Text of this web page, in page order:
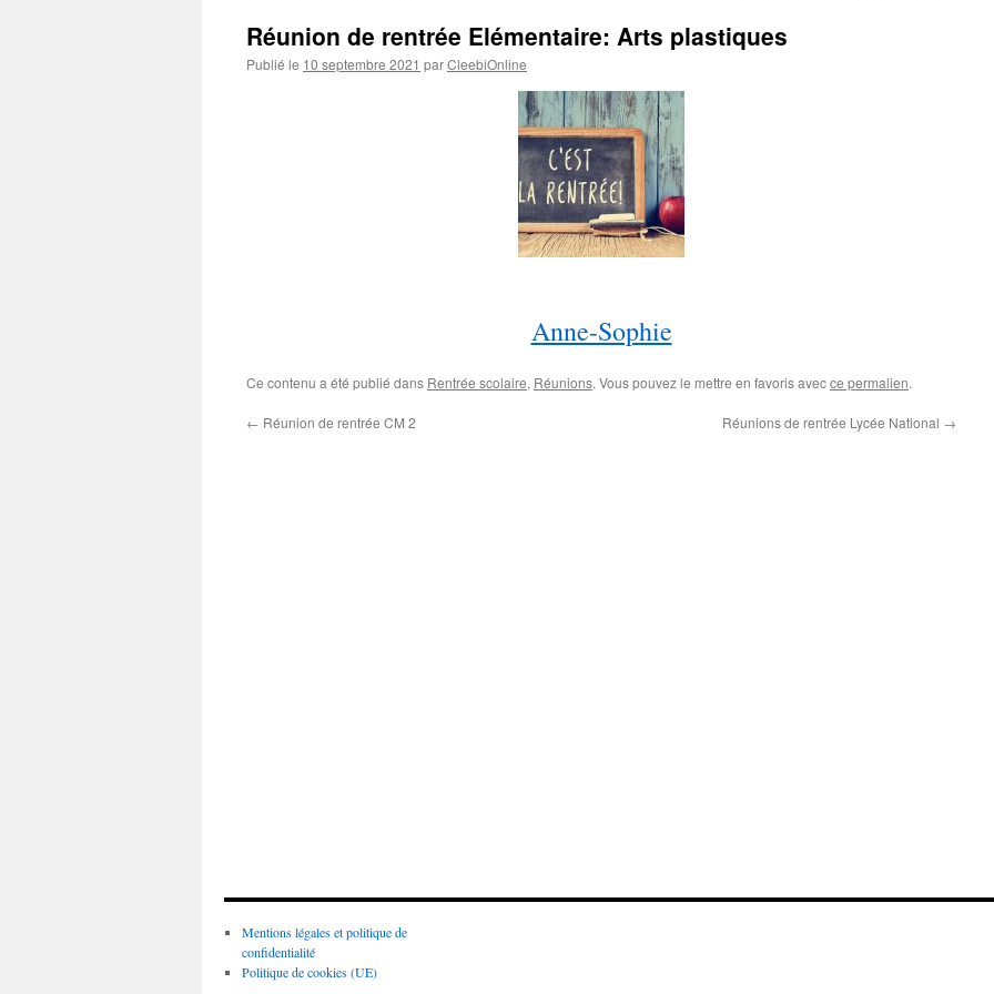
Réunion de rentrée Elémentaire: Arts plastiques
Publié le 10 septembre 2021 parCleebiOnline
Anne-Sophie
Ce contenu a été publié dans Rentrée scolaire, Réunions. Vous pouvez le mettre en favoris avecce permalien.
← Réunion de rentrée CM 2 Réunions de rentrée Lycée National →
Mentions légales et politique de
confidentialité
Politique de cookies (UE)